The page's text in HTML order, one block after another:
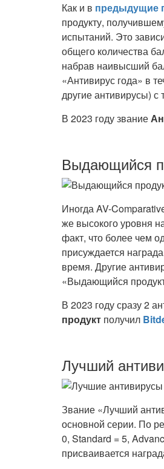
Как и в предыдущие
продукту,
испытаний. Это
общего количества
набрав наивысший
«Антивирус года» в
другие антивирусы)
В 2023 году звание
Выдающийся
Иногда AV-
же высокого уровня
факт, что более чем
присуждается
время. Другие
«Выдающийся
В 2023 году сразу 2
продукт получил
Лучший
Звание «Лучший
основной серии. По
0, Standard = 5,
присваивается